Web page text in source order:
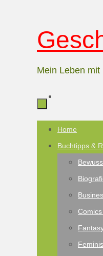
Mein Leben
Zum
Inhalt
springen
Home
Buchtipps &